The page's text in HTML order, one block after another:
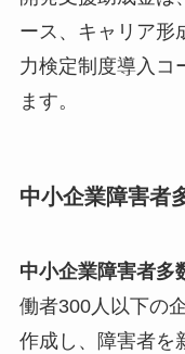
ース、キャリア形
力検定制度導入コ
ます。
中小企業障害者
中小企業障害者多
働者300人以下の
作成し、障害者を